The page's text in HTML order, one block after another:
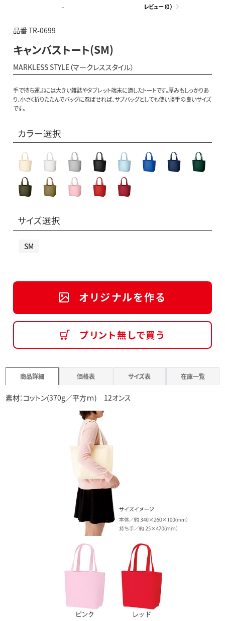
- レビュー（0）
品番 TR-0699
キャンバストート(SM)
MARKLESS STYLE（マークレススタイル）
手で持ち運ぶには大きい雑誌やタブレット端末に適したトートです。厚みもしっかりあ
り、小さく折りたたんでバッグに忍ばせれば、サブバッグとしても使い勝手の良いサイズ
です。
カラー選択
サイズ選択
SM
オリジナルを作る
プリント無しで買う
商品詳細 価格表 サイズ表 在庫一覧
素材：コットン(370g／平方ｍ) 12オンス